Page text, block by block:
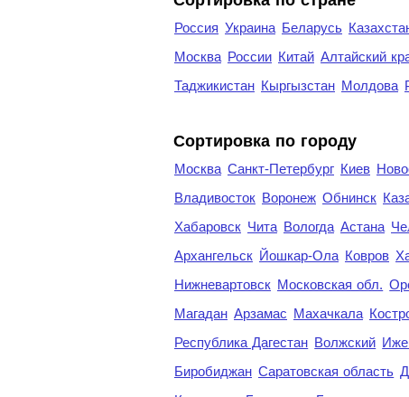
Россия Украина Беларусь
Москва России Китай Алтайский
Таджикистан Кыргызстан Молдова
Cортировка по городу
Москва Санкт-Петербург Киев
Владивосток Воронеж Обнинск
Хабаровск Чита Вологда Астана
Архангельск Йошкар-Ола Ковров
Нижневартовск Московская обл.
Магадан Арзамас Махачкала
Республика Дагестан Волжский
Биробиджан Саратовская область